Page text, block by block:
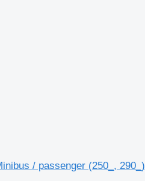
/ passenger (250_, 290_)